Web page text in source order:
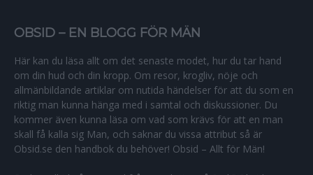
OBSID – EN BLOGG FÖR MÄN
Här kan du läsa allt om det senaste modet, hur du tar hand
om din hud och din kropp. Om resor, krogliv, nöje och
allmänbildande artiklar om nutida händelser för att du som en
riktig man kunna hänga med i samtal och diskussioner. Du
kommer även kunna läsa om vad som krävs för att en man
skall få kalla sig Man, och saknar du vissa attribut så är
Obsid.se den handbok du behöver! Obsid – Allt för Män!